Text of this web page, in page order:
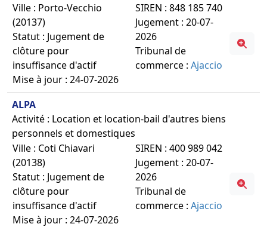
Ville : Porto-Vecchio
(20137)
Statut : Jugement de
clôture pour
insuffisance d'actif
Mise à jour : 24-07-2026
SIREN : 848 185 740
Jugement : 20-07-
2026
Tribunal de
commerce :Ajaccio
ALPA
Activité : Location et location-bail d'autres biens
personnels et domestiques
Ville : Coti Chiavari
(20138)
Statut : Jugement de
clôture pour
insuffisance d'actif
Mise à jour : 24-07-2026
SIREN : 400 989 042
Jugement : 20-07-
2026
Tribunal de
commerce :Ajaccio